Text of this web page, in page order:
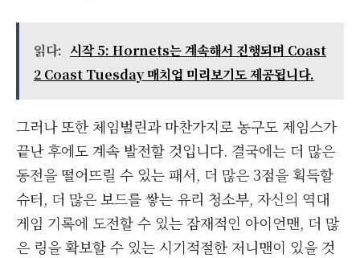
읽다: 시작 5: Hornets는 계속해서 진행되며 Coast
2 Coast Tuesday 매치업 미리보기도 제공됩니다.
그러나 또한 체임벌린과 마찬가지로 농구도 제임스가
끝난 후에도 계속 발전할 것입니다. 결국에는 더 많은
동전을 떨어뜨릴 수 있는 패서, 더 많은 3점을 획득할
슈터, 더 많은 보드를 쌓는 유리 청소부, 자신의 역대
게임 기록에 도전할 수 있는 잠재적인 아이언맨, 더 많
은 링을 확보할 수 있는 시기적절한 저니맨이 있을 것